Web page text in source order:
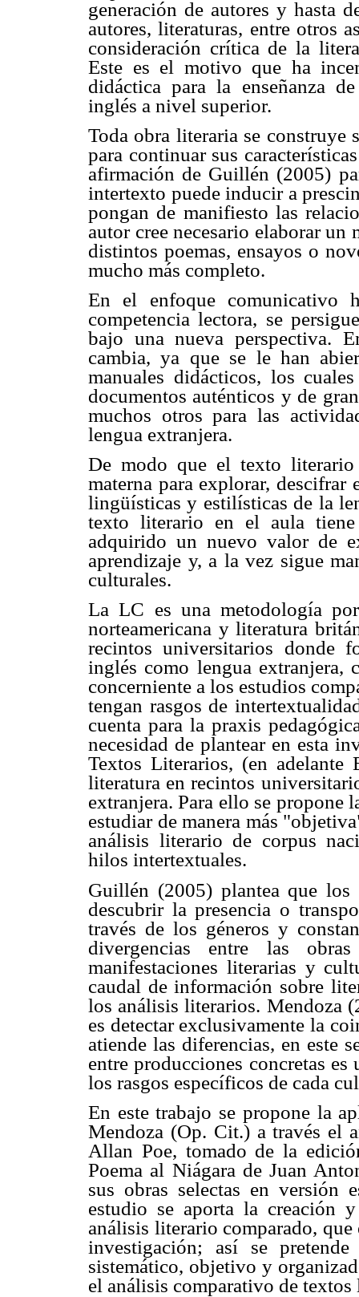
generación de autores y hasta
autores, literaturas, entre otros
consideración crítica de la
Este es el motivo que ha
didáctica para la enseñanza
inglés a nivel superior.
Toda obra literaria se construye
para continuar sus
afirmación de Guillén (2005)
intertexto puede inducir a
pongan de manifiesto las
autor cree necesario elaborar un
distintos poemas, ensayos o
mucho más completo.
En el enfoque comunicativo
competencia lectora, se
bajo una nueva perspectiva.
cambia, ya que se le han
manuales didácticos, los
documentos auténticos y de
muchos otros para las
lengua extranjera.
De modo que el texto
materna para explorar,
lingüísticas y estilísticas de la
texto literario en el aula
adquirido un nuevo valor de
aprendizaje y, a la vez sigue
culturales.
La LC es una metodología
norteamericana y literatura
recintos universitarios donde
inglés como lengua
concerniente a los estudios
tengan rasgos de
cuenta para la praxis
necesidad de plantear en esta
Textos Literarios, (en adelante
literatura en recintos
extranjera. Para ello se propone
estudiar de manera más
análisis literario de corpus
hilos intertextuales.
Guillén (2005) plantea que
descubrir la presencia o
través de los géneros y
divergencias entre las
manifestaciones literarias y
caudal de información sobre
los análisis literarios. Mendoza
es detectar exclusivamente la
atiende las diferencias, en este
entre producciones concretas
los rasgos específicos de cada
En este trabajo se propone la
Mendoza (Op. Cit.) a través el
Allan Poe, tomado de la
Poema al Niágara de Juan
sus obras selectas en versión
estudio se aporta la creación
análisis literario comparado,
investigación; así se
sistemático, objetivo y
el análisis comparativo de